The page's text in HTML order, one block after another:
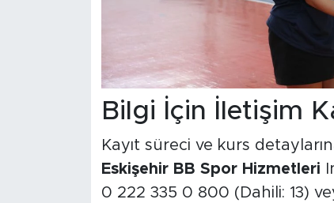
Bilgi İçin İletişim
Kayıt süreci ve kurs
Eskişehir BB Spor Hizmetleri
0 222 335 0 800 (Dahili: 13)